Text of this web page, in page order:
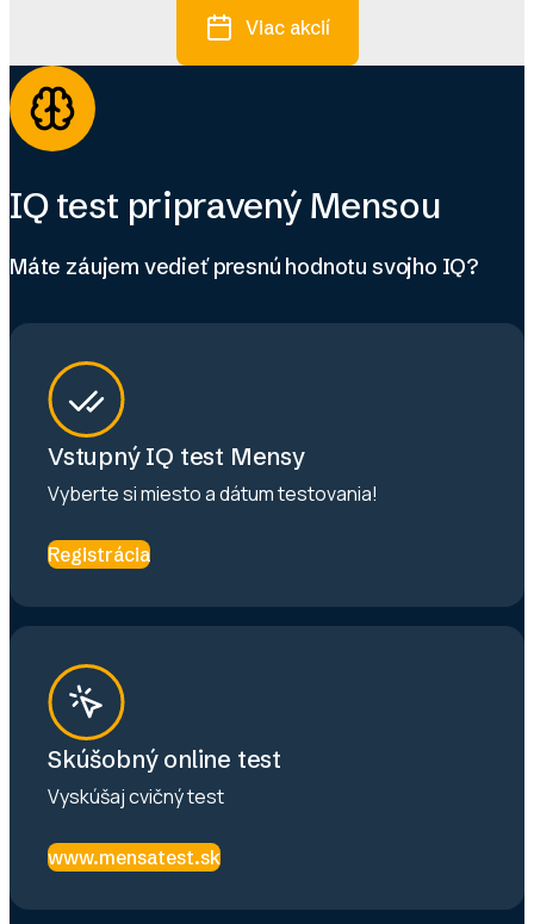
Viac akcií
IQ test pripravený Mensou
Máte záujem vedieť presnú hodnotu svojho IQ?
Vstupný IQ test Mensy
Vyberte si miesto a dátum testovania!
Registrácia
Skúšobný online test
Vyskúšaj cvičný test
www.mensatest.sk